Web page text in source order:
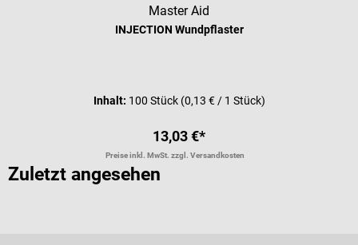
Master Aid
INJECTION Wundpflaster
Inhalt: 100 Stück (0,13 € / 1 Stück)
13,03 €*
Preise inkl. MwSt. zzgl. Versandkosten
Zuletzt angesehen